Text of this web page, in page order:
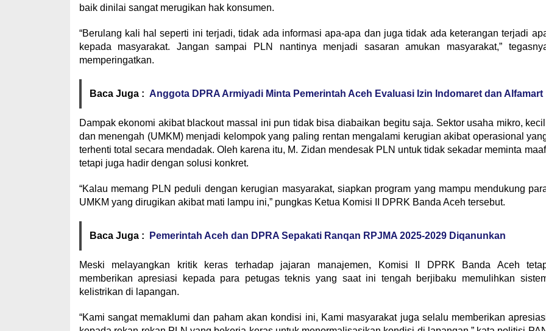
baik dinilai sangat merugikan hak konsumen.
“Berulang kali hal seperti ini terjadi, tidak ada informasi apa-apa dan juga tidak ada keterangan terjadi
kepada masyarakat. Jangan sampai PLN nantinya menjadi sasaran amukan masyarakat,”
memperingatkan.
Baca Juga : Anggota DPRA Armiyadi Minta Pemerintah Aceh Evaluasi Izin Indomaret dan Alfamart
Dampak ekonomi akibat blackout massal ini pun tidak bisa diabaikan begitu saja. Sektor usaha mikro,
dan menengah (UMKM) menjadi kelompok yang paling rentan mengalami kerugian akibat operasional
terhenti total secara mendadak. Oleh karena itu, M. Zidan mendesak PLN untuk tidak sekadar meminta
tetapi juga hadir dengan solusi konkret.
“Kalau memang PLN peduli dengan kerugian masyarakat, siapkan program yang mampu mendukung
UMKM yang dirugikan akibat mati lampu ini,” pungkas Ketua Komisi II DPRK Banda Aceh tersebut.
Baca Juga : Pemerintah Aceh dan DPRA Sepakati Ranqan RPJMA 2025-2029 Diqanunkan
Meski melayangkan kritik keras terhadap jajaran manajemen, Komisi II DPRK Banda Aceh
memberikan apresiasi kepada para petugas teknis yang saat ini tengah berjibaku memulihkan
kelistrikan di lapangan.
“Kami sangat memaklumi dan paham akan kondisi ini, Kami masyarakat juga selalu memberikan